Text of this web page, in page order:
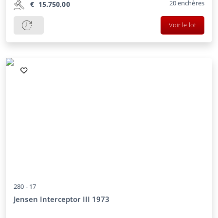
€ 15.750,00 20enchères
Voir le lot
280 - 17
Jensen Interceptor III 1973